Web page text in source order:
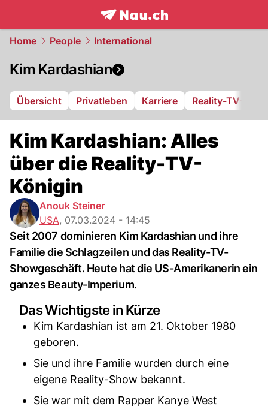
frontpage.NAU.ch
Home People International
Kim Kardashian
Übersicht Privatleben Karriere Reality-TV-
Kim Kardashian: Alles
über die Reality-TV-
Königin
Anouk Steiner
USA, 07.03.2024 - 14:45
Seit 2007 dominieren Kim Kardashian und ihre
Familie die Schlagzeilen und das Reality-TV-
Showgeschäft. Heute hat die US-Amerikanerin ein
ganzes Beauty-Imperium.
Das Wichtigste in Kürze
Kim Kardashian ist am 21. Oktober 1980
geboren.
Sie und ihre Familie wurden durch eine
eigene Reality-Show bekannt.
Sie war mit dem Rapper Kanye West